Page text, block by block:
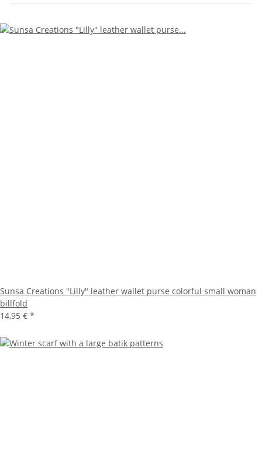
Sunsa Creations "Lilly" leather wallet purse colorful small woman
billfold
14,95 € *